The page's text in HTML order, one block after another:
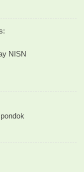
NISN